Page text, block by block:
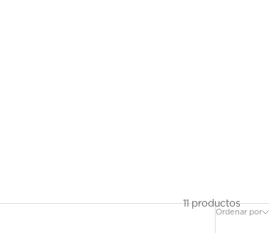
Ordenar por
11 productos